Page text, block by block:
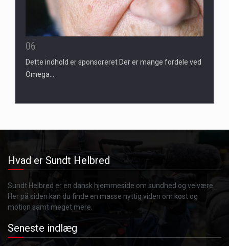
06
Dette indhold er sponsoreret Der er mange fordele ved
Omega…
Hvad er Sundt Helbred
Sundt Helbred er en dansk hjemmeside om sundhed og velvære.
Her på siden kan du finde en masse nyttig viden om kost og
motion samt meget mere.
Seneste indlæg